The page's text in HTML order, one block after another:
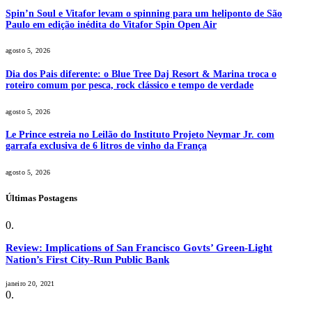
Spin’n Soul e Vitafor levam o spinning para um heliponto de São
Paulo em edição inédita do Vitafor Spin Open Air
agosto 5, 2026
Dia dos Pais diferente: o Blue Tree Daj Resort & Marina troca o
roteiro comum por pesca, rock clássico e tempo de verdade
agosto 5, 2026
Le Prince estreia no Leilão do Instituto Projeto Neymar Jr. com
garrafa exclusiva de 6 litros de vinho da França
agosto 5, 2026
Últimas Postagens
Review: Implications of San Francisco Govts’ Green-Light
Nation’s First City-Run Public Bank
janeiro 20, 2021